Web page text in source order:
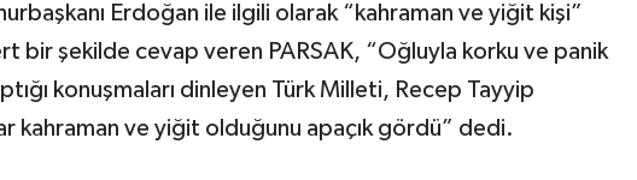
Erdoğan ile ilgili olarak “kahraman ve yiğit kişi”
bir şekilde cevap veren PARSAK, “Oğluyla korku ve panik
konuşmaları dinleyen Türk Milleti, Recep Tayyip
kahraman ve yiğit olduğunu apaçık gördü” dedi.